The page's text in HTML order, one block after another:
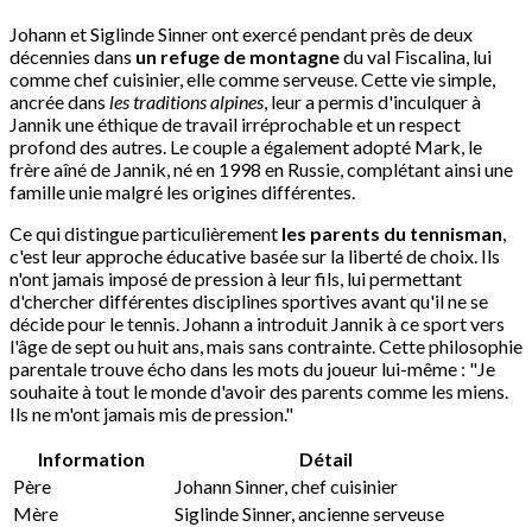
Johann et Siglinde Sinner ont exercé pendant près de deux
décennies dans un refuge de montagnedu val Fiscalina, lui
comme chef cuisinier, elle comme serveuse. Cette vie simple,
ancrée dans les traditions alpines , leur a permis d'inculquer à
Jannik une éthique de travail irréprochable et un respect
profond des autres. Le couple a également adopté Mark, le
frère aîné de Jannik, né en 1998 en Russie, complétant ainsi une
famille unie malgré les origines différentes.
Ce qui distingue particulièrement les parents du tennisman
c'est leur approche éducative basée sur la liberté de choix. Ils
n'ont jamais imposé de pression à leur fils, lui permettant
d'chercher différentes disciplines sportives avant qu'il ne se
décide pour le tennis. Johann a introduit Jannik à ce sport vers
l'âge de sept ou huit ans, mais sans contrainte. Cette philosophie
parentale trouve écho dans les mots du joueur lui-même : "Je
souhaite à tout le monde d'avoir des parents comme les miens.
Ils ne m'ont jamais mis de pression."
Information
Détail
Père
Johann Sinner, chef cuisinier
Mère
Siglinde Sinner, ancienne serveuse